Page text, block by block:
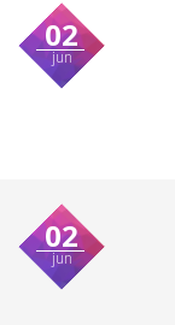
02
jun
02
jun